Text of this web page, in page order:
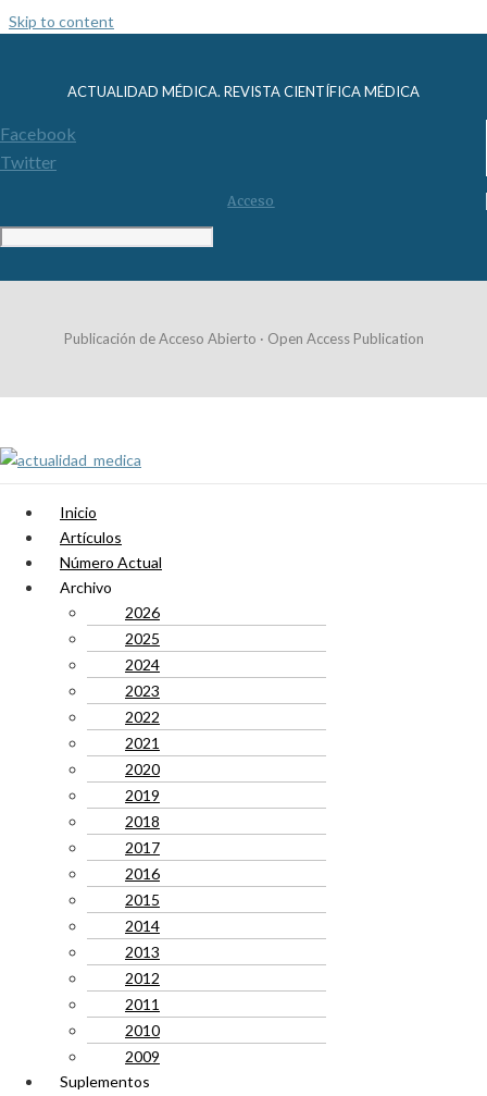
Skip to content
ACTUALIDAD MÉDICA. REVISTA CIENTÍFICA MÉDICA
Facebook
Twitter
Acceso
Publicación de Acceso Abierto · Open Access Publication
Inicio
Artículos
Número Actual
Archivo
2026
2025
2024
2023
2022
2021
2020
2019
2018
2017
2016
2015
2014
2013
2012
2011
2010
2009
Suplementos